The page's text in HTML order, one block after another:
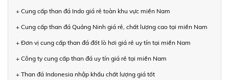
+ Cung cấp than đá Indo giá rẻ toàn khu vực miền Nam
+ Cung cấp than đá Quảng Ninh giá rẻ, chất lượng cao tại miền Nam
+ Đơn vị cung cấp than đá đốt lò hơi giá rẻ uy tín tại miền Nam
+ Công ty cung cấp than đá uy tín giá rẻ tại miền Nam
+ Than đá Indonesia nhập khẩu chất lượng giá tốt